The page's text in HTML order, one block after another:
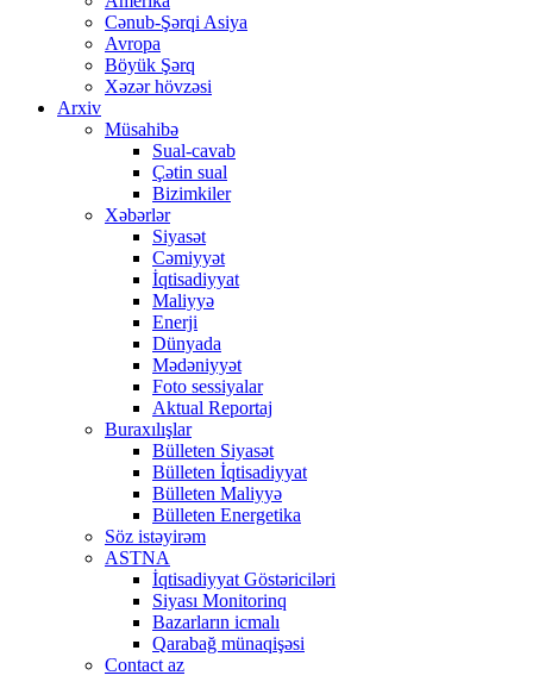
Cənub-Şərqi Asiya
Avropa
Böyük Şərq
Xəzər hövzəsi
Arxiv
Müsahibə
Sual-cavab
Çətin sual
Bizimkiler
Xəbərlər
Siyasət
Cəmiyyət
İqtisadiyyat
Maliyyə
Enerji
Dünyada
Mədəniyyət
Foto sessiyalar
Aktual Reportaj
Buraxılışlar
Bülleten Siyasət
Bülleten İqtisadiyyat
Bülleten Maliyyə
Bülleten Energetika
Söz istəyirəm
ASTNA
İqtisadiyyat Göstəriciləri
Siyası Monitorinq
Bazarların icmalı
Qarabağ münaqişəsi
Contact az